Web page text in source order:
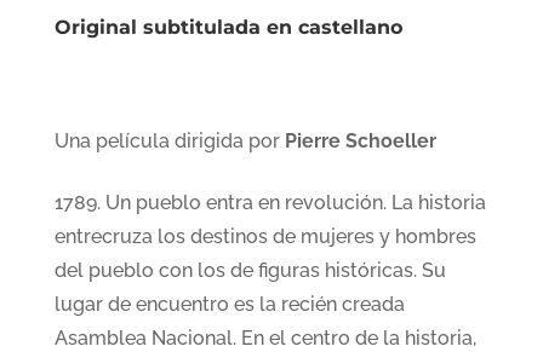
Original subtitulada en castellano
Una película dirigida por Pierre Schoeller
1789. Un pueblo entra en revolución. La historia
entrecruza los destinos de mujeres y hombres
del pueblo con los de figuras históricas. Su
lugar de encuentro es la recién creada
Asamblea Nacional. En el centro de la historia,